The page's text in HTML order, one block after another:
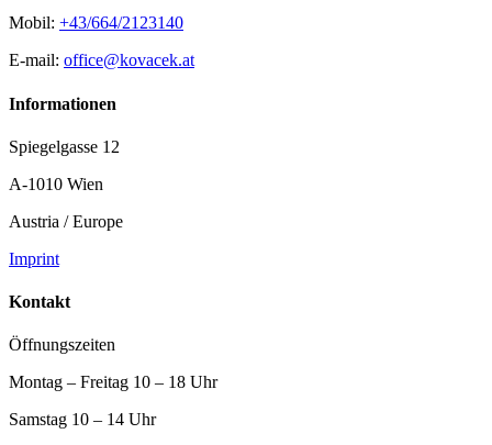
Mobil: +43/664/2123140
E-mail: office@kovacek.at
Informationen
Spiegelgasse 12
A-1010 Wien
Austria / Europe
Imprint
Kontakt
Öffnungszeiten
Montag – Freitag 10 – 18 Uhr
Samstag 10 – 14 Uhr